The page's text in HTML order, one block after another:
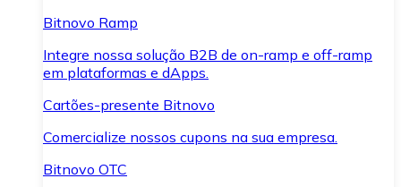
Bitnovo Ramp
Integre nossa solução B2B de on-ramp e off-ramp
em plataformas e dApps.
Cartões-presente Bitnovo
Comercialize nossos cupons na sua empresa.
Bitnovo OTC